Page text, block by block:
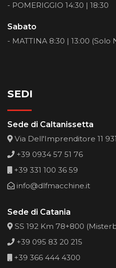
- POMERIGGIO 14:30 | 18:30
Sabato
- MATTINA 8:30 | 13:00 (Solo
SEDI
Sede di Caltanissetta
Via Dell'Imprenditore 11
+39 0934 57 51 76
+39 331 100 36 59
info@dlfmacchine.it
Sede di Catania
SS 192 Km 78+800
+39 095 83 20 215
+39 366 444 4300